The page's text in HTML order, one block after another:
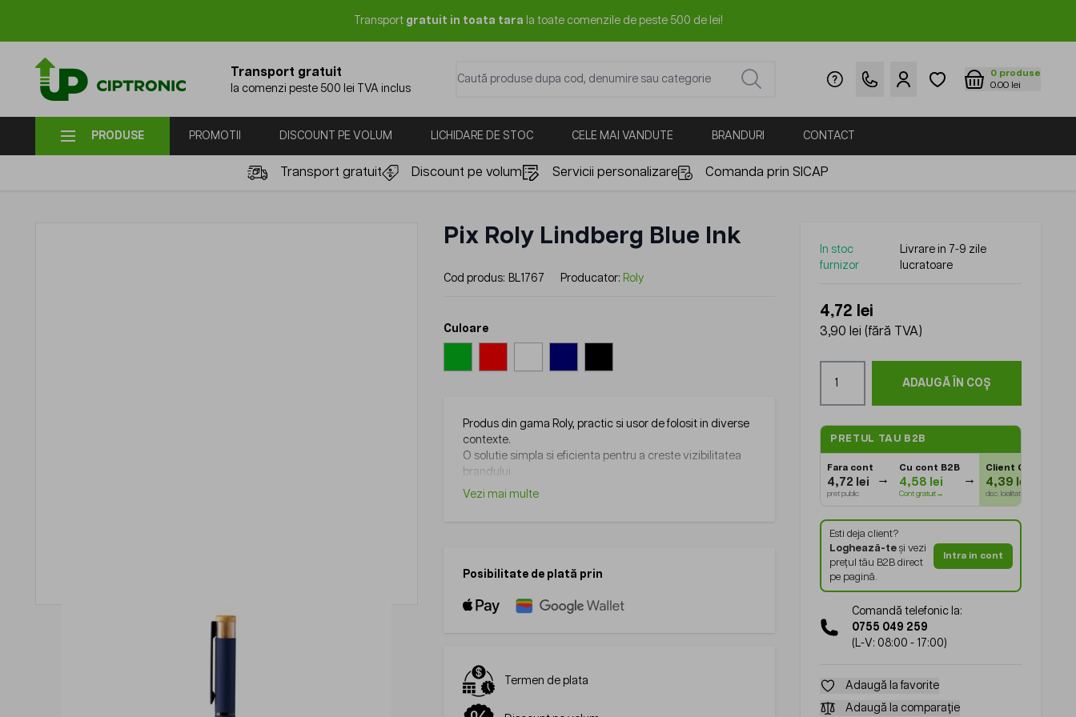
Transport gratuit in toata tara la toate comenzile de peste 500 de lei!
Transport gratuit
la comenzi peste 500 lei TVA inclus
0 produse
0.00 lei
PRODUSE PROMOTII DISCOUNT PE VOLUM LICHIDARE DE STOC CELE MAI VANDUTE BRANDURI CONTACT
Transport gratuit Discount pe volum Servicii personalizare Comanda prin SICAP
Pix Roly Lindberg Blue Ink
Cod produs: BL1767 Producator: Roly
Culoare
Produs din gama Roly, practic si usor de folosit in diverse
contexte.
O solutie simpla si eficienta pentru a creste vizibilitatea
brandului.
Vezi mai multe
In stoc
furnizor
Livrare in 7-9 zile
lucratoare
4,72 lei
3,90 lei (fără TVA)
ADAUGĂ ÎN COȘ
PRETUL TAU B2B
Fara cont
4,72 lei
pret public
Cu cont B2B
4,58 lei
Cont gratuit→
Client Gold
4,39 lei
disc. loialitate
Esti deja client?
Loghează-teși vezi
prețul tău B2B direct
pe pagină.
Intra in cont
Comandă telefonic la:
0755 049 259
(L-V: 08:00 - 17:00)
Adaugă la favorite
Adaugă la comparație
Posibilitate de plată prin
Termen de plata